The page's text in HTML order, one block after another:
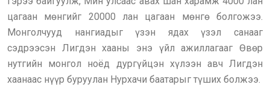
цагаан мөнгийг 20000 лан цагаан мөнгө болгожээ.
Монголчууд нангиадыг үзэн ядах үзэл санааг
сэдрээсэн Лигдэн хааны энэ үйл ажиллагааг Өвөр
нутгийн монгол ноёд дургүйцэн хүлээн авч Лигдэн
хаанаас нүүр буруулан Нурхачи баатарыг түших болжээ.